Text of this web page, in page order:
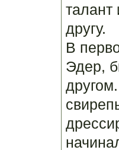
талант
другу.
В
Эдер,